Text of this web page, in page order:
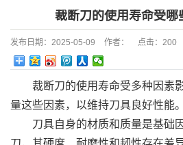
裁断刀的使用寿命受哪
发布日期： 2025-05-09 作者： 点击： 200
裁断刀的使用寿命受多种因素
量这些因素，以维持刀具良好性能。
刀具自身的材质和质量是基础